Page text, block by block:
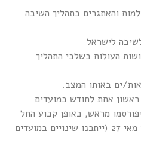
והאתגרים בתהליך השיבה
לישראל
העולות בשלבי התהליך
ים באותו המצב.
אחת לחודש במועדים
מראש, באופן קבוע החל
מחודש ינואר 2027 ועד לחודש מאי 27 (ייתכנו שינויים במועדים